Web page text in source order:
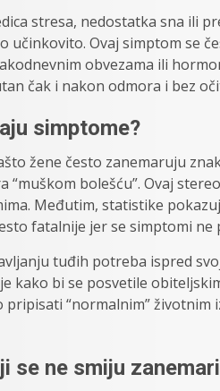
stresa, nedostatka sna ili
učinkovito. Ovaj simptom se
obvezama ili
čak i nakon odmora i bez
simptome?
žene često zanemaruju
“muškom bolešću”. Ovaj
Međutim, statistike
fatalnije jer se simptomi
tuđih potreba ispred
kako bi se posvetile
“normalnim” životnim
se ne smiju